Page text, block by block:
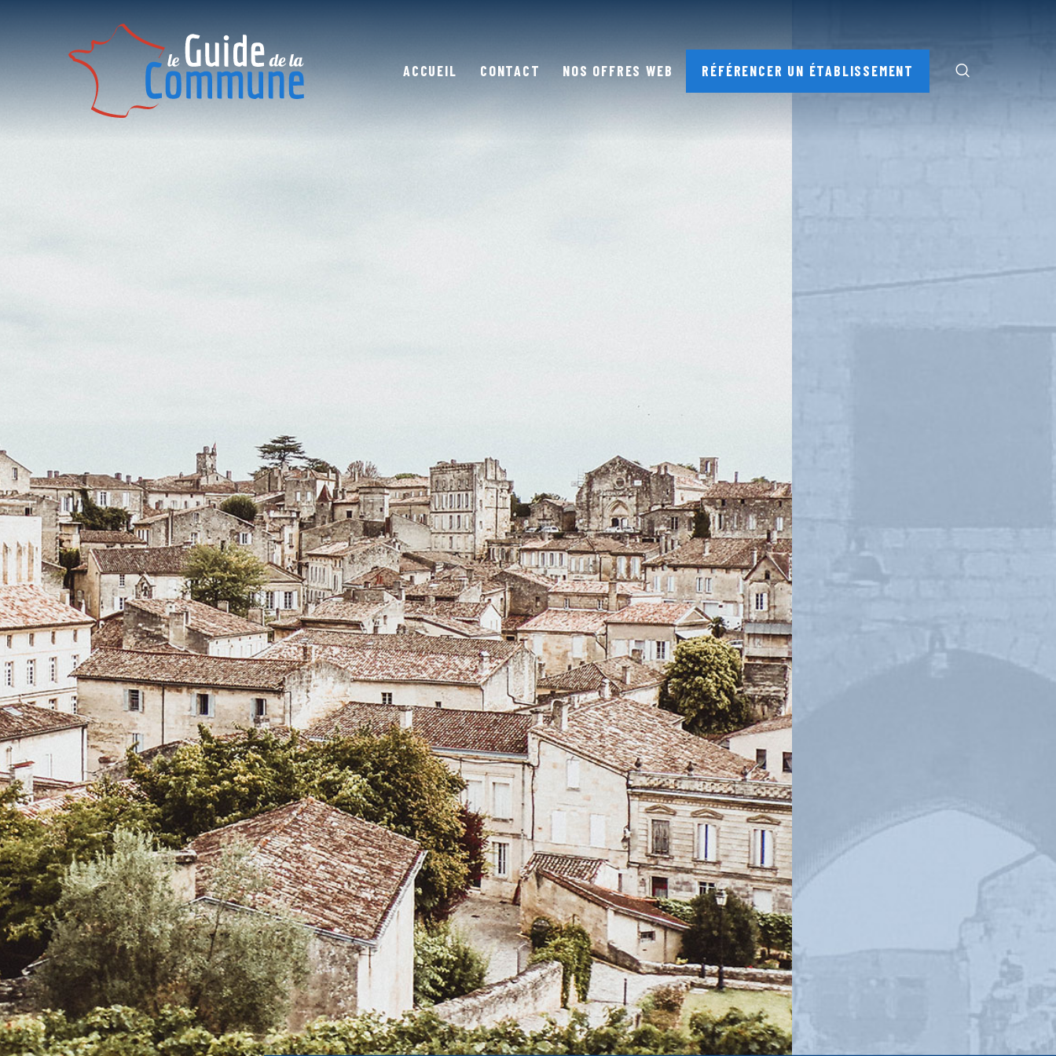
ACCUEIL CONTACT NOS OFFRES WEB RÉFÉRENCER UN ÉTABLISSEMENT